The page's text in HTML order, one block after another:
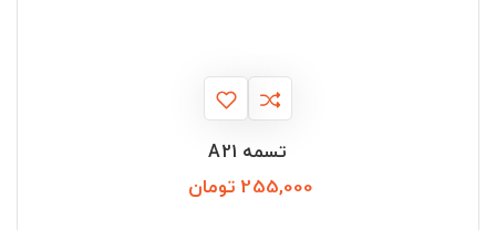
تسمه A21
255,000 تومان